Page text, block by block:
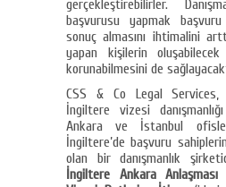
gerçekleştirebilirler.
başvurusu yapmak
sonuç almasını ihtimalini
yapan kişilerin
korunabilmesini de
CSS & Co Legal Services,
İngiltere vizesi
Ankara ve İstanbul
İngiltere’de başvuru
olan bir danışmanlık
İngiltere Ankara Anlaşması